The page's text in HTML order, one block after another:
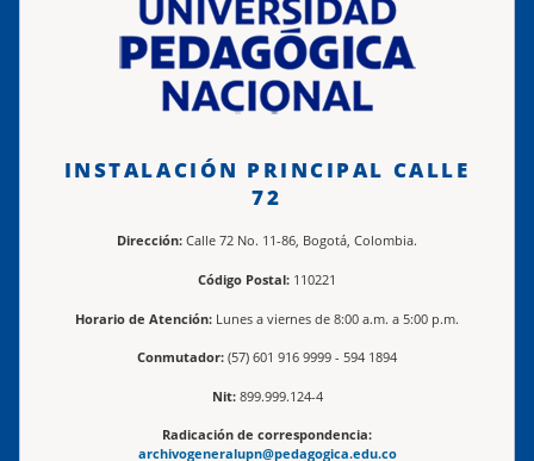
INSTALACIÓN PRINCIPAL CALLE
72
Dirección: Calle 72 No. 11-86, Bogotá, Colombia.
Código Postal: 110221
Horario de Atención: Lunes a viernes de 8:00 a.m. a 5:00 p.m.
Conmutador: (57) 601 916 9999 - 594 1894
Nit:899.999.124-4
Radicación de correspondencia:
archivogeneralupn@pedagogica.edu.co